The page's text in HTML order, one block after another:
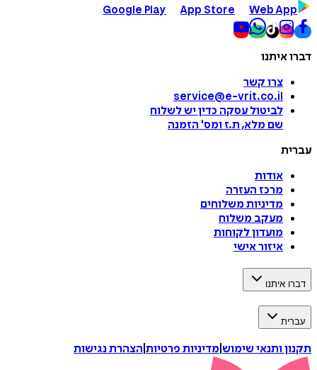
Google Play
App Store Web App
דברו איתנו
צרו קשר
service@e-vrit.co.il
לביטול עסקה כדין יש לשלוח
שם מלא, ת.ז ומס' הזמנה
עברית
אודות
מרכז העזרה
מדיניות משלוחים
מעקב משלוח
מועדון לקוחות
איזור אישי
דברו איתנו
עברית
תקנון ותנאי שימוש מדיניות פרטיות הצהרת נגישות